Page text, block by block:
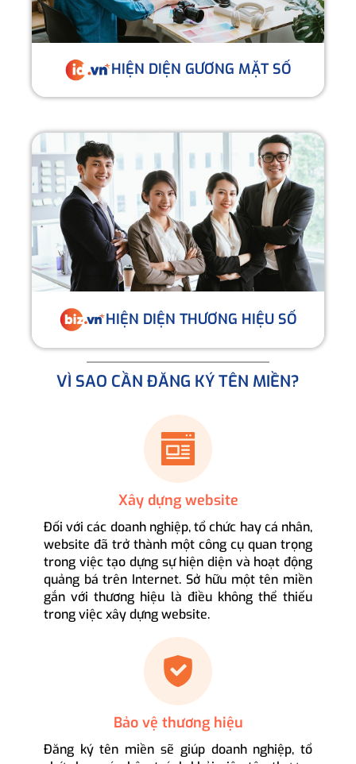
HIỆN DIỆN GƯƠNG MẶT SỐ
HIỆN DIỆN THƯƠNG HIỆU SỐ
VÌ SAO CẦN ĐĂNG KÝ TÊN MIỀN?
Xây dựng website
Đối với các doanh nghiệp, tổ chức hay cá nhân,
website đã trở thành một công cụ quan trọng
trong việc tạo dựng sự hiện diện và hoạt động
quảng bá trên Internet. Sở hữu một tên miền
gắn với thương hiệu là điều không thể thiếu
trong việc xây dựng website.
Bảo vệ thương hiệu
Đăng ký tên miền sẽ giúp doanh nghiệp, tổ